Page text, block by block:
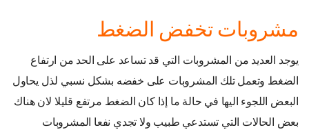
مشروبات تخفض الضغط
يوجد العديد من المشروبات التي قد تساعد على الحد من ارتفاع
الضغط وتعمل تلك المشروبات على خفضه بشكل نسبي لذل يحاول
البعض اللجوء اليها في حالة ما إذا كان الضغط مرتفع قليلا لان هناك
بعض الحالات التي تستدعي طبيب ولا تجدي نفعا المشروبات